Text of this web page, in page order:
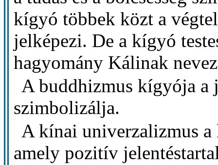
kígyó többek közt a
jelképezi. De a kígyó
hagyomány Kálinak
A buddhizmus kígyója a
szimbolizálja.
A kínai univerzalizmus
amely pozitív